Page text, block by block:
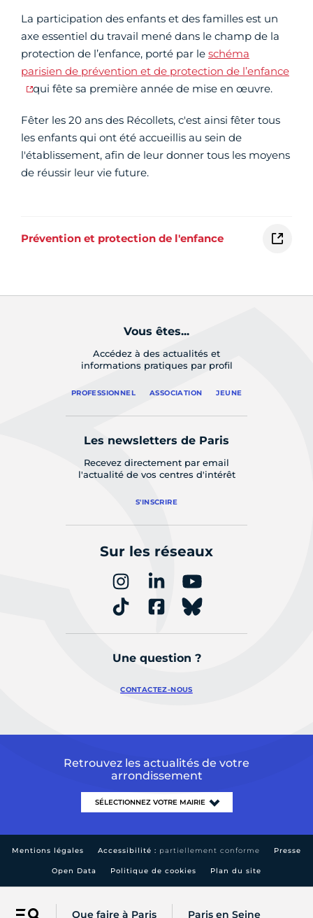
Que faire à Paris Paris en Seine
La participation des enfants et des familles est un
axe essentiel du travail mené dans le champ de la
protection de l’enfance, porté par le schéma
parisien de prévention et de protection de l’enfance
qui fête sa première année de mise en œuvre.
Fêter les 20 ans des Récollets, c'est ainsi fêter tous
les enfants qui ont été accueillis au sein de
l'établissement, afin de leur donner tous les moyens
de réussir leur vie future.
Prévention et protection de l'enfance
Vous êtes...
Accédez à des actualités et
informations pratiques par profil
PROFESSIONNEL ASSOCIATION JEUNE
Les newsletters de Paris
Recevez directement par email
l'actualité de vos centres d'intérêt
S'INSCRIRE
Sur les réseaux
Une question ?
CONTACTEZ-NOUS
Retrouvez les actualités de votre
arrondissement
Mentions légales Accessibilité : partiellement conforme Presse
Open Data Politique de cookies Plan du site